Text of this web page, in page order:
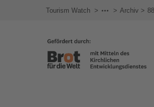
Tourism Watch Newsletter
Archiv